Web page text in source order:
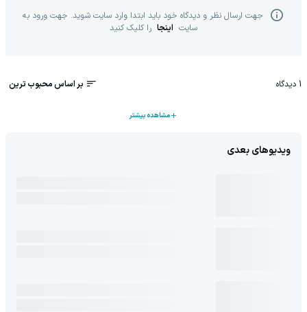
جهت ارسال نظر و دیدگاه خود باید ابتدا وارد سایت شوید. جهت ورود به
سایت اینجا را کلیک کنید
1 دیدگاه بر اساس محبوب ترین
مشاهده بیشتر
ویدیوهای بعدی